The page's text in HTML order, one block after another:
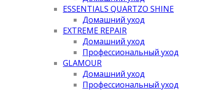
ESSENTIALS QUARTZO SHINE
Домашний уход
EXTREME REPAIR
Домашний уход
Профессиональный уход
GLAMOUR
Домашний уход
Профессиональный уход